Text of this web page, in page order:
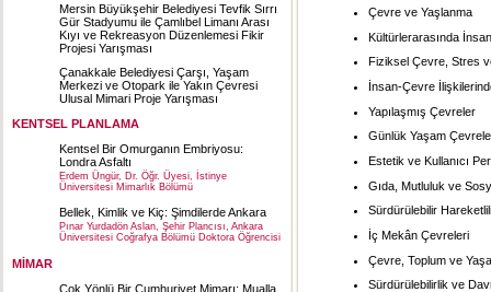
Mersin Büyükşehir Belediyesi Tevfik Sırrı
Gür Stadyumu ile Çamlıbel Limanı Arası
Kıyı ve Rekreasyon Düzenlemesi Fikir
Projesi Yarışması
Çanakkale Belediyesi Çarşı, Yaşam
Merkezi ve Otopark ile Yakın Çevresi
Ulusal Mimari Proje Yarışması
KENTSEL PLANLAMA
Kentsel Bir Omurganın Embriyosu:
Londra Asfaltı
Erdem Üngür, Dr. Öğr. Üyesi, İstinye
Üniversitesi Mimarlık Bölümü
Bellek, Kimlik ve Kiç: Şimdilerde Ankara
Pınar Yurdadön Aslan, Şehir Plancısı, Ankara
Üniversitesi Coğrafya Bölümü Doktora Öğrencisi
MİMAR
Çok Yönlü Bir Cumhuriyet Mimarı: Mualla
Çevre ve Yaşlanma
Kültürlerarasında
Fiziksel Çevre, Stres
İnsan-Çevre
Yapılaşmış Çevreler
Günlük Yaşam
Estetik ve Kullanıcı
Gıda, Mutluluk ve
Sürdürülebilir
İç Mekân Çevreleri
Çevre, Toplum ve
Sürdürülebilirlik ve